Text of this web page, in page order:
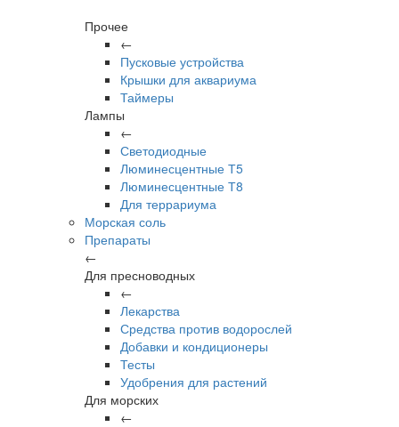
Прочее
←
Пусковые устройства
Крышки для аквариума
Таймеры
Лампы
←
Светодиодные
Люминесцентные Т5
Люминесцентные Т8
Для террариума
Морская соль
Препараты
←
Для пресноводных
←
Лекарства
Средства против водорослей
Добавки и кондиционеры
Тесты
Удобрения для растений
Для морских
←